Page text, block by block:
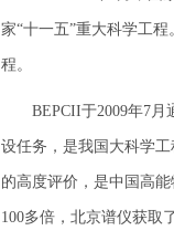
家“十一五”重大科学工
程。
BEPCII于2009年7月通
设任务，是我国大科学
的高度评价，是中国高
100多倍，北京谱仪获取